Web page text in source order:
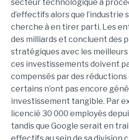
secteur technologique à
d’effectifs alors que l’industrie
cherche à en tirer parti. Les
des milliards et concluent des
stratégiques avec les
ces investissements doivent
compensés par des réductions
certains n’ont pas encore
investissement tangible. Par
licencié 30 000 employés
tandis que Google serait en